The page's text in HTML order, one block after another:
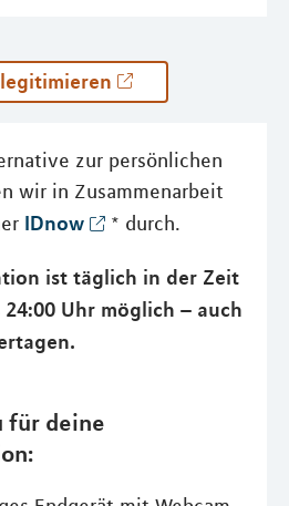
legitimieren
zur persönlichen
wir in Zusammenarbeit
IDnow * durch.
ist täglich in der Zeit
Uhr möglich – auch
für deine